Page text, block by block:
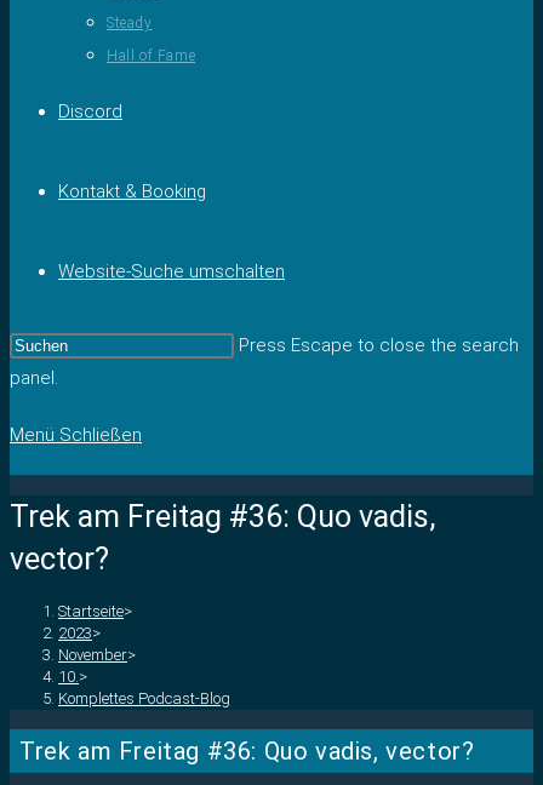
Steady
Hall of Fame
Discord
Kontakt & Booking
Website-Suche umschalten
Press Escape to close the search
panel.
Menü Schließen
Trek am Freitag #36: Quo vadis,
vector?
Startseite>
2023>
November>
10. >
Komplettes Podcast-Blog
Trek am Freitag #36: Quo vadis, vector?